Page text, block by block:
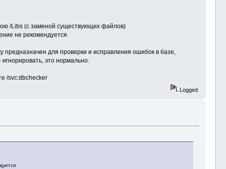
/Libs (с заменой существующих файлов)
не рекомендуется
для проверки и исправления ошибок в базе,
это нормально.
/svc:dbchecker
Logged